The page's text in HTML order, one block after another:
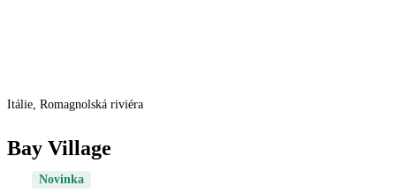
Itálie, Romagnolská riviéra
Bay Village
Novinka